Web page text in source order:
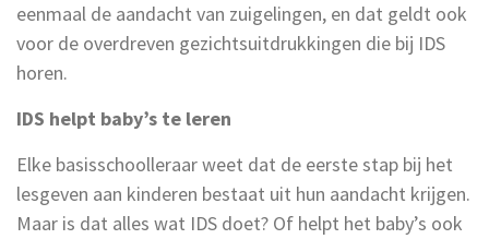
eenmaal de aandacht van zuigelingen, en dat geldt ook
voor de overdreven gezichtsuitdrukkingen die bij IDS
horen.
IDS helpt baby’s te leren
Elke basisschoolleraar weet dat de eerste stap bij het
lesgeven aan kinderen bestaat uit hun aandacht krijgen.
Maar is dat alles wat IDS doet? Of helpt het baby’s ook